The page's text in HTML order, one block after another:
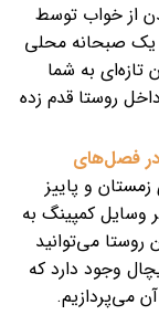
از خواب توسط
صبحانه محلی
تازه‌ای به شما
روستا قدم زده
در فصل‌های
و پاییز
وسایل کمپینگ به
می‌توانید
وجود دارد که
می‌پردازیم.